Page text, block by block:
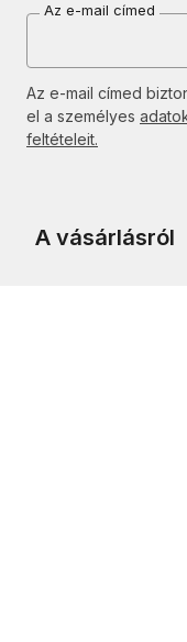
Az e-mail címed
Az e-mail címed
el a személyes
feltételeit.
A vásárlásról